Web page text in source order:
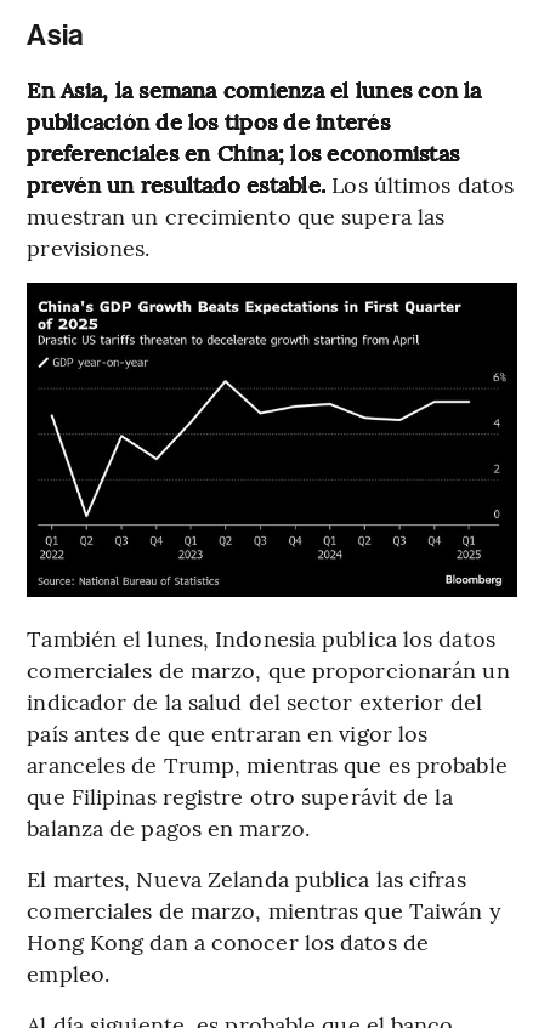
Asia
En Asia, la semana comienza el lunes con la
publicación de los tipos de interés
preferenciales en China; los economistas
prevén un resultado estable. Los últimos datos
muestran un crecimiento que supera las
previsiones.
También el lunes, Indonesia publica los datos
comerciales de marzo, que proporcionarán un
indicador de la salud del sector exterior del
país antes de que entraran en vigor los
aranceles de Trump, mientras que es probable
que Filipinas registre otro superávit de la
balanza de pagos en marzo.
El martes, Nueva Zelanda publica las cifras
comerciales de marzo, mientras que Taiwán y
Hong Kong dan a conocer los datos de
empleo.